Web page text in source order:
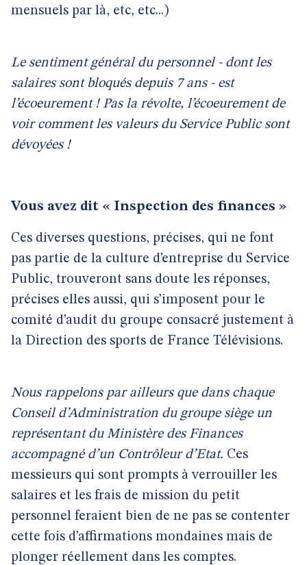
mensuels par là, etc, etc...)
Le sentiment général du personnel - dont les
salaires sont bloqués depuis 7 ans - est
l’écoeurement ! Pas la révolte, l’écoeurement de
voir comment les valeurs du Service Public sont
dévoyées !
Vous avez dit « Inspection des finances »
Ces diverses questions, précises, qui ne font
pas partie de la culture d’entreprise du Service
Public, trouveront sans doute les réponses,
précises elles aussi, qui s’imposent pour le
comité d’audit du groupe consacré justement à
la Direction des sports de France Télévisions.
Nous rappelons par ailleurs que dans chaque
Conseil d’Administration du groupe siège un
représentant du Ministère des Finances
accompagné d’un Contrôleur d’Etat. Ces
messieurs qui sont prompts à verrouiller les
salaires et les frais de mission du petit
personnel feraient bien de ne pas se contenter
cette fois d’affirmations mondaines mais de
plonger réellement dans les comptes.